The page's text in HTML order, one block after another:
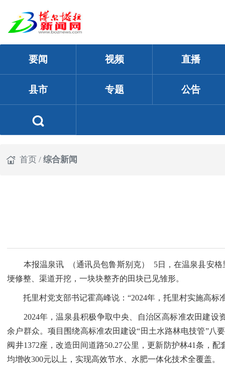
要闻 视频 直播
县市 专题 公告
首页/综合新闻
本报温泉讯 （通讯员包鲁斯别克） 5日，在温泉县安格
埂修整、渠道开挖，一块块整齐的田块已见雏形。
托里村党支部书记霍高峰说：“2024年，托里村实施高标
2024年，温泉县积极争取中央、自治区高标准农田建设
余户群众。项目围绕高标准农田建设“田土水路林电技管”八
阀井1372座，改造田间道路50.27公里，更新防护林41条，
均增收300元以上，实现高效节水、水肥一体化技术全覆盖。